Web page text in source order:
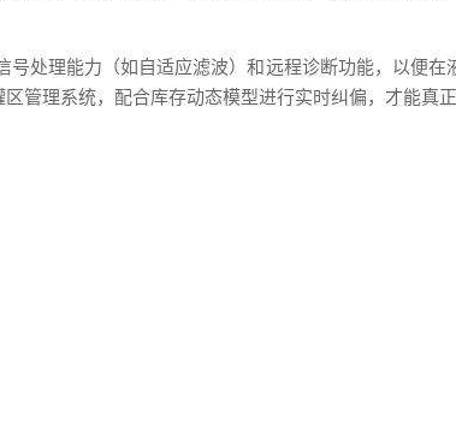
处理能力（如自适应滤波）和远程诊断功能，以便在
理系统，配合库存动态模型进行实时纠偏，才能真正